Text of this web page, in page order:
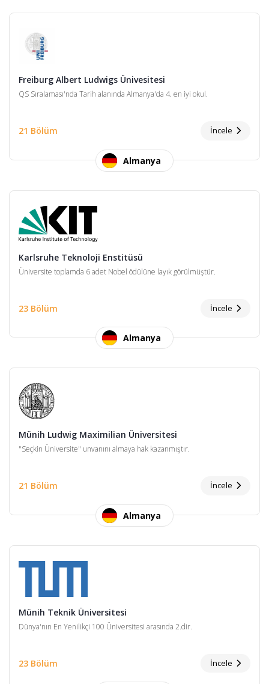
Freiburg Albert Ludwigs Ünivesitesi
QS Sıralaması'nda Tarih alanında Almanya'da 4. en iyi okul.
21 Bölüm İncele
Almanya
Karlsruhe Teknoloji Enstitüsü
Üniversite toplamda 6 adet Nobel ödülüne layık görülmüştür.
23 Bölüm İncele
Almanya
Münih Ludwig Maximilian Üniversitesi
"Seçkin Üniversite" unvanını almaya hak kazanmıştır.
21 Bölüm İncele
Almanya
Münih Teknik Üniversitesi
Dünya'nın En Yenilikçi 100 Üniversitesi arasında 2.dir.
23 Bölüm İncele